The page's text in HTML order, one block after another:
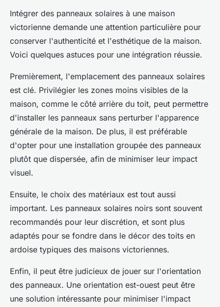
Intégrer des panneaux solaires à une maison
victorienne demande une attention particulière pour
conserver l'authenticité et l'esthétique de la maison.
Voici quelques astuces pour une intégration réussie.
Premièrement, l'emplacement des panneaux solaires
est clé. Privilégier les zones moins visibles de la
maison, comme le côté arrière du toit, peut permettre
d'installer les panneaux sans perturber l'apparence
générale de la maison. De plus, il est préférable
d'opter pour une installation groupée des panneaux
plutôt que dispersée, afin de minimiser leur impact
visuel.
Ensuite, le choix des matériaux est tout aussi
important. Les panneaux solaires noirs sont souvent
recommandés pour leur discrétion, et sont plus
adaptés pour se fondre dans le décor des toits en
ardoise typiques des maisons victoriennes.
Enfin, il peut être judicieux de jouer sur l'orientation
des panneaux. Une orientation est-ouest peut être
une solution intéressante pour minimiser l'impact